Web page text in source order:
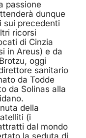
passione
dunque
sui precedenti
ricorsi
di Cinzia
in Areus) e da
oggi
sanitario
da Todde
da Solinas alla
della
(i
dal mondo
la seduta di